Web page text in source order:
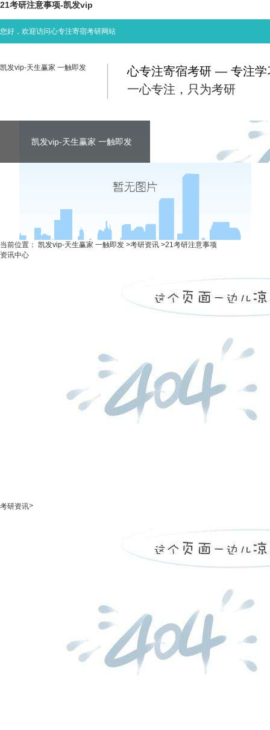
21考研注意事项-凯发vip
您好，欢迎访问心专注寄宿考研网站
凯发vip-天生赢家 一触即发
心专注寄宿考研 — 专注学
一心专注，只为考研
凯发vip-天生赢家 一触即发 凯发vip-天生赢家 一触即发
凯发vip-天生赢家 一触即发 考研资讯
当前位置： 凯发vip-天生赢家 一触即发 >考研资讯 >21考研注意事项
资讯中心
考研资讯>